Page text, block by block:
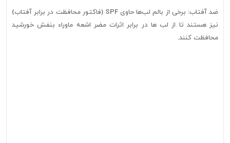
ضد آفتاب: برخی از بالم لب‌ها حاوی SPF (فاکتور محافظت در برابر آفتاب)
نیز هستند تا از لب ها در برابر اثرات مضر اشعه ماوراء بنفش خورشید
محافظت کنند.